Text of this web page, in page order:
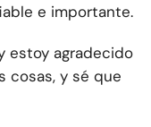
e importante.
estoy agradecido
cosas, y sé que